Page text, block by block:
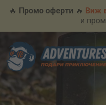
🔥 Промо оферти 🔥 Виж
и